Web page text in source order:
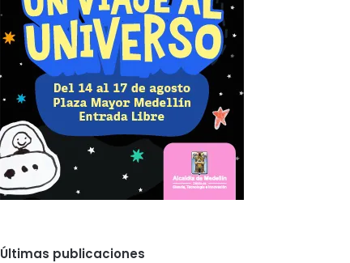
Últimas publicaciones